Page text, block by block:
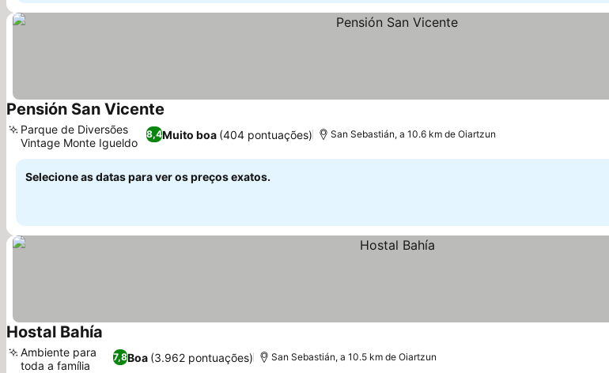
Pensión San Vicente
8,4Muito boa (404 pontuações)
Parque de Diversões
Vintage Monte Igueldo
San Sebastián, a 10.6 km de Oiartzun
Selecione as datas para ver os preços exatos.
Hostal Bahía
7,8Boa (3.962 pontuações)
Ambiente para
toda a família
San Sebastián, a 10.5 km de Oiartzun